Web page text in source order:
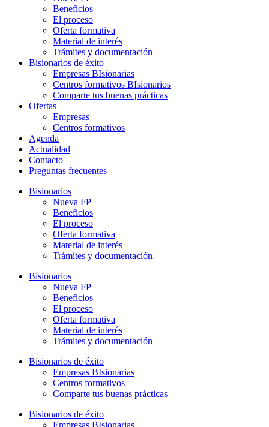
Beneficios
El proceso
Oferta formativa
Material de interés
Trámites y documentación
Bisionarios de éxito
Empresas BIsionarias
Centros formativos BIsionarios
Comparte tus buenas prácticas
Ofertas
Empresas
Centros formativos
Agenda
Actualidad
Contacto
Preguntas frecuentes
Bisionarios
Nueva FP
Beneficios
El proceso
Oferta formativa
Material de interés
Trámites y documentación
Bisionarios
Nueva FP
Beneficios
El proceso
Oferta formativa
Material de interés
Trámites y documentación
Bisionarios de éxito
Empresas BIsionarias
Centros formativos
Comparte tus buenas prácticas
Bisionarios de éxito